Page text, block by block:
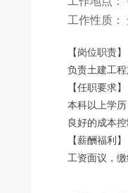
【岗位职责】
负责土建工
【任职要求】
本科以上学
良好的成本
【薪酬福利】
工资面议，缴
工作性质：